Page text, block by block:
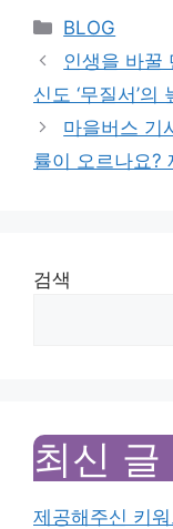
Categories
BLOG
인생을 바꿀
신도 ‘무질서’
마을버스 기
률이 오르나요?
검색
최신 글
제공해주신 키